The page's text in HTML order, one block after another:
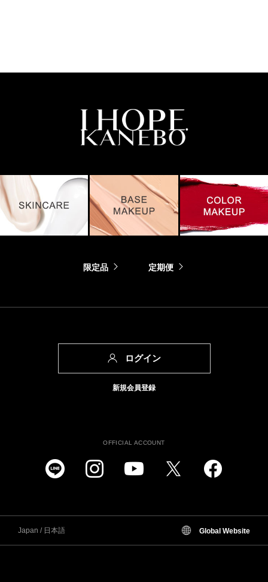
限定品 定期便
ログイン
新規会員登録
OFFICIAL ACCOUNT
Japan / 日本語 Global Website